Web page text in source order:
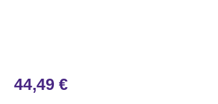
Regulärer Preis:
44,49 €